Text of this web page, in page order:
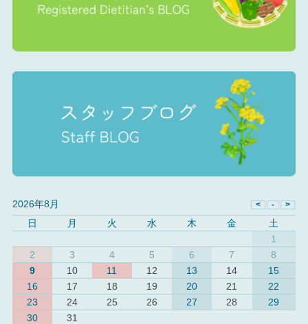
2026年8月
日
月 火 水 木 金
土
1
2
3 4 5 6 7
8
9
10 11 12 13 14
15
16
17 18 19 20 21
22
23
24 25 26 27 28
29
30
31